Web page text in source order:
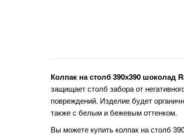
Колпак на столб 390х390 шоколад
защищает столб забора от
повреждений. Изделие будет
также с белым и бежевым оттенком.
Вы можете купить колпак на столб